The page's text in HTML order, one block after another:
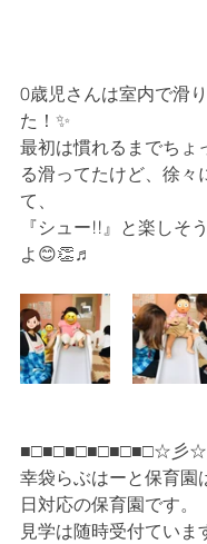
0歳児さんは室内で滑
た！✨
最初は慣れるまでちょ
る滑ってたけど、徐々
て、
『シュー!!』と楽しそ
よ😊👏♬
■□■□■□■□■□■□☆彡
幸袋らぶはーと保育園
日対応の保育園です。
見学は随時受付ていま